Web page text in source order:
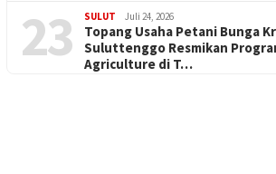
23 SULUT Juli 24, 2026
Topang Usaha Petani Bunga
Suluttenggo Resmikan
Agriculture di T…